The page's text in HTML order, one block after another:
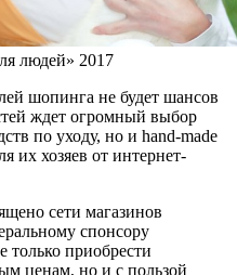
людей» 2017
шопинга не будет шансов
ждет огромный выбор
по уходу, но и hand-made
их хозяев от интернет-
сети магазинов
спонсору
только приобрести
ценам, но и с пользой